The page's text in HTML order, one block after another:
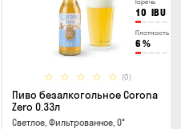
Горечь
10 IBU
Плотность
6 %
(0)
Пиво безалкогольное Corona
Zero 0.33л
Светлое, Фильтрованное, 0°